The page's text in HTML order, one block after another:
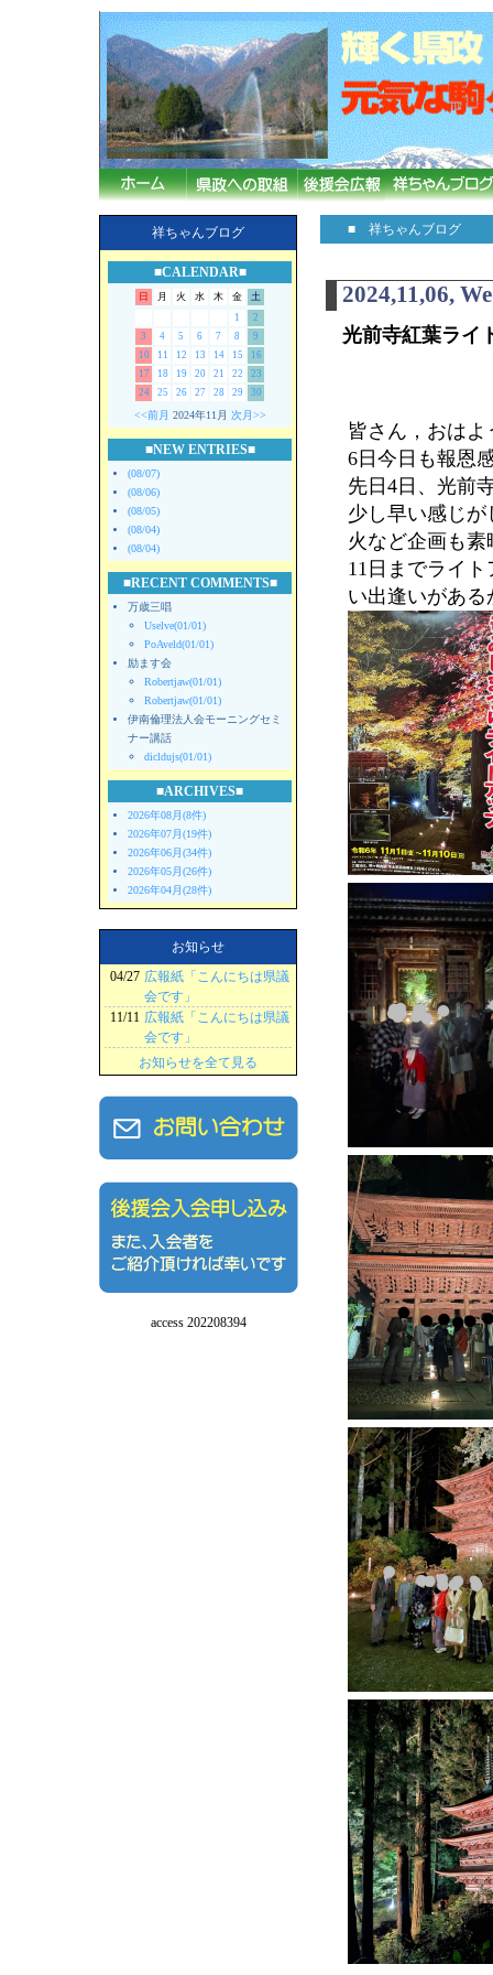
祥ちゃんブログ
■CALENDAR■
日 月 火 水 木 金
土
1
2
3
4 5 6 7 8
9
10
11 12 13 14 15
16
17
18 19 20 21 22
23
24
25 26 27 28 29 30
<<前月 2024年11月 次月>>
■NEW ENTRIES■
(08/07)
(08/06)
(08/05)
(08/04)
(08/04)
■RECENT COMMENTS■
万歳三唱
Uselve(01/01)
PoAveld(01/01)
励ます会
Robertjaw(01/01)
Robertjaw(01/01)
伊南倫理法人会モーニングセミ
ナー講話
dicldujs(01/01)
■ARCHIVES■
2026年08月(8件)
2026年07月(19件)
2026年06月(34件)
2026年05月(26件)
2026年04月(28件)
お知らせ
04/27 広報紙「こんにちは県議
会です」
11/11 広報紙「こんにちは県議
会です」
お知らせを全て見る
access 202208394
■ 祥ちゃんブログ
2024,11,06,
光前寺紅葉ライ
皆さん，おは
6日今日も報恩
先日4日、光前
少し早い感じ
火など企画も
11日までライ
い出逢いがある